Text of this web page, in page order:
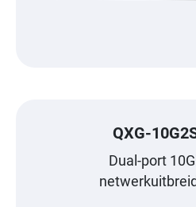
QXG-
Dual-port